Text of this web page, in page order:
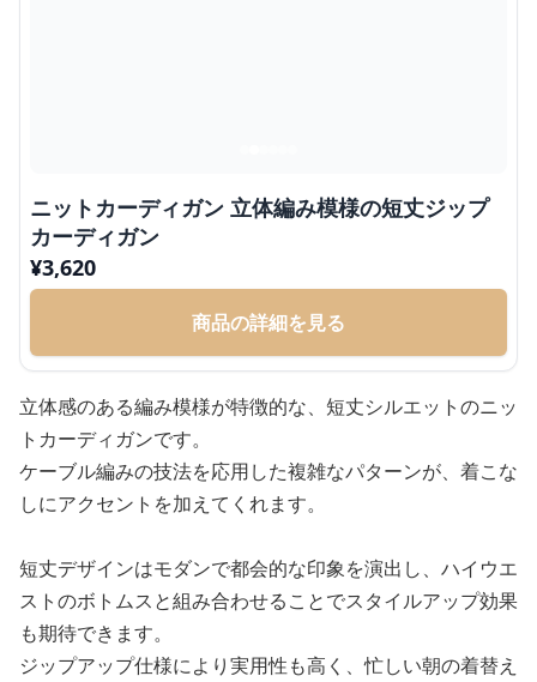
ニットカーディガン 立体編み模様の短丈ジップ
カーディガン
¥3,620
商品の詳細を見る
立体感のある編み模様が特徴的な、短丈シルエットのニッ
トカーディガンです。
ケーブル編みの技法を応用した複雑なパターンが、着こな
しにアクセントを加えてくれます。
短丈デザインはモダンで都会的な印象を演出し、ハイウエ
ストのボトムスと組み合わせることでスタイルアップ効果
も期待できます。
ジップアップ仕様により実用性も高く、忙しい朝の着替え